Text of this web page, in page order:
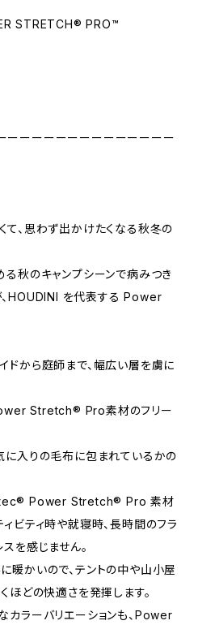
STRETCH® PRO™
ーーーーーーーーーーーーーー
て、思わず出かけたくなる秋冬の
る秋のキャンプシーンで病みつき
HOUDINI を代表する Power
ドから庭師まで、幅広い層を虜に
Stretch® Pro素材のフリー
に入りの毛布に包まれているかの
Power Stretch® Pro 素材
ビティ時や就寝時、長時間のフラ
を感じません。
暖かいので、テントの中や山小屋
ほどの快適さを発揮します。
カラーバリエーションも、Power